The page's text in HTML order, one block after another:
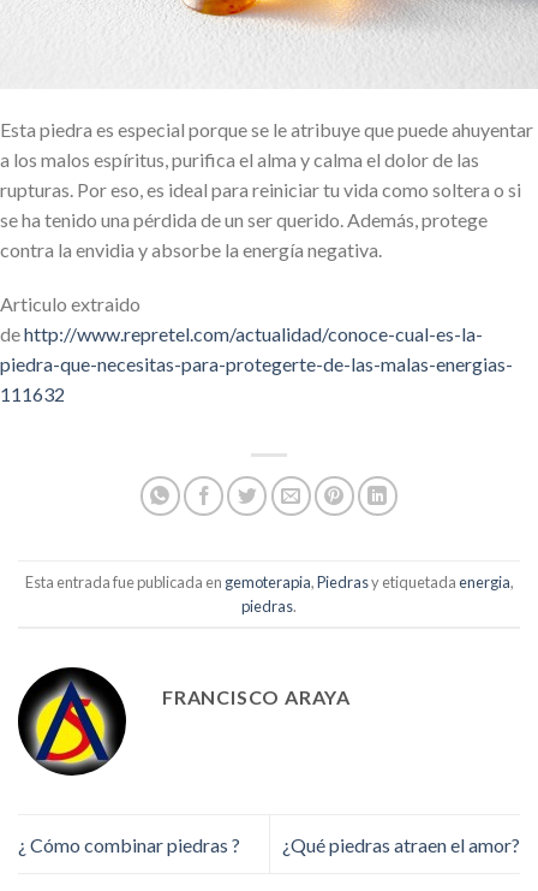
Esta piedra es especial porque se le atribuye que puede ahuyentar
a los malos espíritus, purifica el alma y calma el dolor de las
rupturas. Por eso, es ideal para reiniciar tu vida como soltera o si
se ha tenido una pérdida de un ser querido. Además, protege
contra la envidia y absorbe la energía negativa.
Articulo extraido
dehttp://www.repretel.com/actualidad/conoce-cual-es-la-
piedra-que-necesitas-para-protegerte-de-las-malas-energias-
111632
Esta entrada fue publicada en gemoterapia,Piedrasy etiquetadaenergia,
piedras.
FRANCISCO ARAYA
¿ Cómo combinar piedras ? ¿Qué piedras atraen el amor?